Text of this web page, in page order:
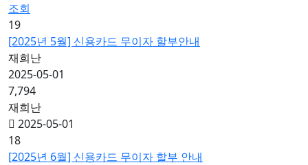
조회
19
[2025년 5월] 신용카드 무이자 할부안내
재희난
2025-05-01
7,794
재희난
2025-05-01
18
[2025년 6월] 신용카드 무이자 할부 안내